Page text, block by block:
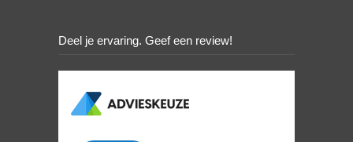
Deel je ervaring. Geef een review!